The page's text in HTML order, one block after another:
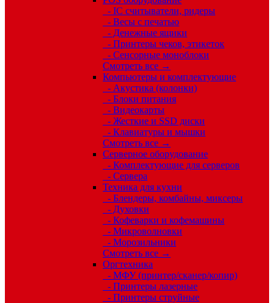
- IC считыватели, ридеры
- Весы с печатью
- Денежные ящики
- Принтеры чеков, этикеток
- Сенсорные моноблоки
Смотреть все →
Компьютеры и комплектующие
- Акустика (колонки)
- Блоки питания
- Видеокарты
- Жесткие и SSD диски
- Клавиатуры и мышки
Смотреть все →
Серверное оборудование
- Комплектующие для серверов
- Сервера
Техника для кухни
- Блендеры, комбайны, миксеры
- Духовки
- Кофеварки и кофемашины
- Микроволновки
- Морозильники
Смотреть все →
Оргтехника
- МФУ (принтер/сканер/копир)
- Принтеры лазерные
- Принтеры струйные